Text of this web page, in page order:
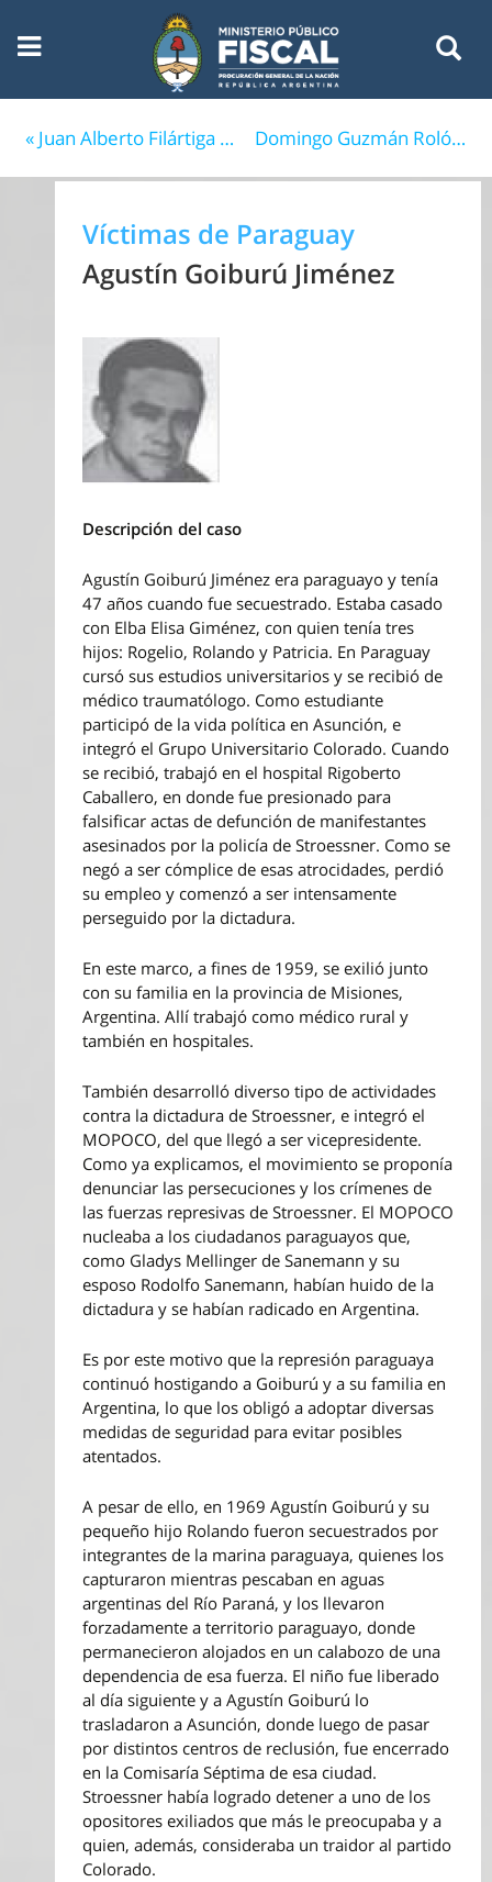
« Juan Alberto Filártiga Martínez Domingo Guzmán Rolón Centurión »
Víctimas de Paraguay
Agustín Goiburú Jiménez
Descripción del caso
Agustín Goiburú Jiménez era paraguayo y tenía
47 años cuando fue secuestrado. Estaba casado
con Elba Elisa Giménez, con quien tenía tres
hijos: Rogelio, Rolando y Patricia. En Paraguay
cursó sus estudios universitarios y se recibió de
médico traumatólogo. Como estudiante
participó de la vida política en Asunción, e
integró el Grupo Universitario Colorado. Cuando
se recibió, trabajó en el hospital Rigoberto
Caballero, en donde fue presionado para
falsificar actas de defunción de manifestantes
asesinados por la policía de Stroessner. Como se
negó a ser cómplice de esas atrocidades, perdió
su empleo y comenzó a ser intensamente
perseguido por la dictadura.
En este marco, a fines de 1959, se exilió junto
con su familia en la provincia de Misiones,
Argentina. Allí trabajó como médico rural y
también en hospitales.
También desarrolló diverso tipo de actividades
contra la dictadura de Stroessner, e integró el
MOPOCO, del que llegó a ser vicepresidente.
Como ya explicamos, el movimiento se proponía
denunciar las persecuciones y los crímenes de
las fuerzas represivas de Stroessner. El MOPOCO
nucleaba a los ciudadanos paraguayos que,
como Gladys Mellinger de Sanemann y su
esposo Rodolfo Sanemann, habían huido de la
dictadura y se habían radicado en Argentina.
Es por este motivo que la represión paraguaya
continuó hostigando a Goiburú y a su familia en
Argentina, lo que los obligó a adoptar diversas
medidas de seguridad para evitar posibles
atentados.
A pesar de ello, en 1969 Agustín Goiburú y su
pequeño hijo Rolando fueron secuestrados por
integrantes de la marina paraguaya, quienes los
capturaron mientras pescaban en aguas
argentinas del Río Paraná, y los llevaron
forzadamente a territorio paraguayo, donde
permanecieron alojados en un calabozo de una
dependencia de esa fuerza. El niño fue liberado
al día siguiente y a Agustín Goiburú lo
trasladaron a Asunción, donde luego de pasar
por distintos centros de reclusión, fue encerrado
en la Comisaría Séptima de esa ciudad.
Stroessner había logrado detener a uno de los
opositores exiliados que más le preocupaba y a
quien, además, consideraba un traidor al partido
Colorado.